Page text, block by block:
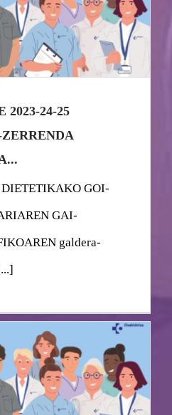
2023-24-25
GOI-
GAI-
galdera-